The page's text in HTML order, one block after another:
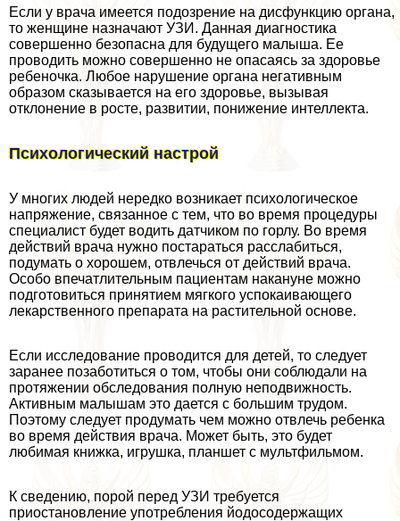
Если у врача имеется подозрение на дисфункцию органа,
то женщине назначают УЗИ. Данная диагностика
совершенно безопасна для будущего малыша. Ее
проводить можно совершенно не опасаясь за здоровье
ребеночка. Любое нарушение органа негативным
образом сказывается на его здоровье, вызывая
отклонение в росте, развитии, понижение интеллекта.
Психологический настрой
У многих людей нередко возникает психологическое
напряжение, связанное с тем, что во время процедуры
специалист будет водить датчиком по горлу. Во время
действий врача нужно постараться расслабиться,
подумать о хорошем, отвлечься от действий врача.
Особо впечатлительным пациентам накануне можно
подготовиться принятием мягкого успокаивающего
лекарственного препарата на растительной основе.
Если исследование проводится для детей, то следует
заранее позаботиться о том, чтобы они соблюдали на
протяжении обследования полную неподвижность.
Активным малышам это дается с большим трудом.
Поэтому следует продумать чем можно отвлечь ребенка
во время действия врача. Может быть, это будет
любимая книжка, игрушка, планшет с мультфильмом.
К сведению, порой перед УЗИ требуется
приостановление употрeбления йодосодержащих